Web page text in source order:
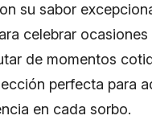
su sabor
celebrar ocasiones
de momentos
perfecta para
en cada sorbo.